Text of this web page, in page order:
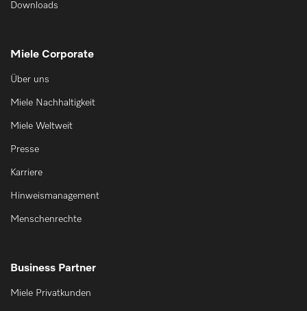
Downloads
Miele Corporate
Über uns
Miele Nachhaltigkeit
Miele Weltweit
Presse
Karriere
Hinweismanagement
Menschenrechte
Business Partner
Miele Privatkunden